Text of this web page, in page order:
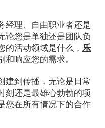
经理、自由职业者还是
论您是单独还是团队负
的活动领域是什么， 乐
和响应您的需求。
建到传播，无论是日常
刻还是最雄心勃勃的项
您在所有情况下的合作